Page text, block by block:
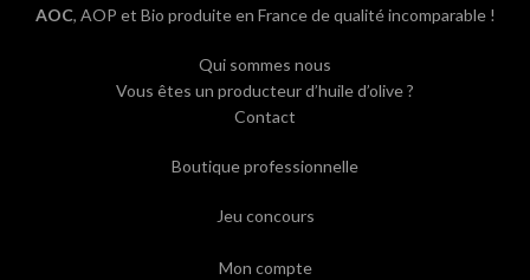
AOC, AOP et Bio produite en France de qualité incomparable !
Qui sommes nous
Vous êtes un producteur d’huile d’olive ?
Contact
Boutique professionnelle
Jeu concours
Mon compte